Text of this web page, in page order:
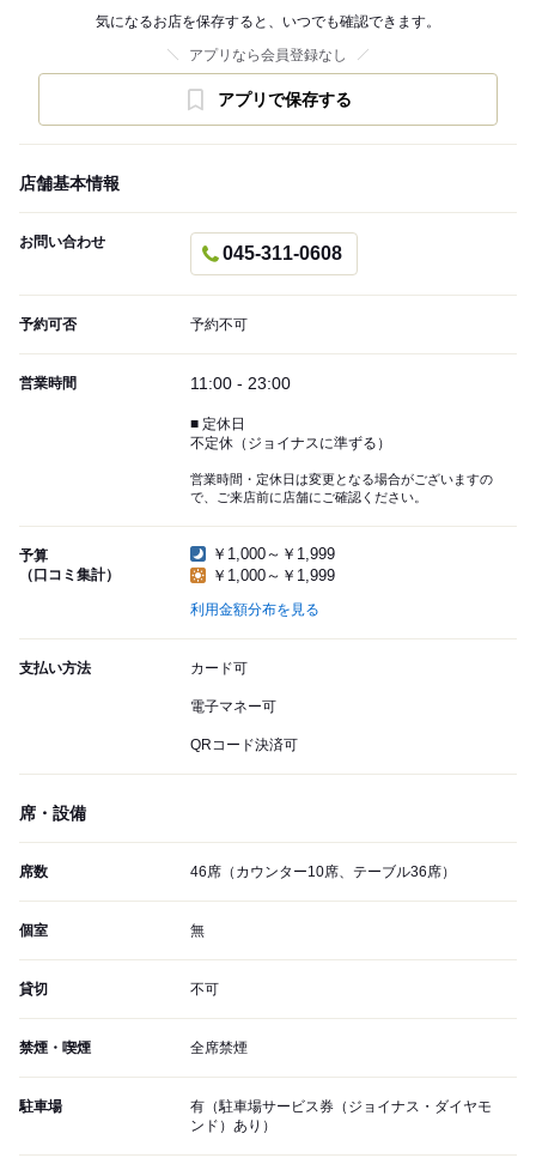
気になるお店を保存すると、いつでも確認できます。
アプリなら会員登録なし
アプリで保存する
店舗基本情報
お問い合わせ
045-311-0608
予約可否 予約不可
営業時間 11:00 - 23:00
■ 定休日
不定休（ジョイナスに準ずる）
営業時間・定休日は変更となる場合がございますの
で、ご来店前に店舗にご確認ください。
予算
（口コミ集計）
￥1,000～￥1,999
￥1,000～￥1,999
利用金額分布を見る
支払い方法 カード可
電子マネー可
QRコード決済可
席・設備
席数 46席（カウンター10席、テーブル36席）
個室 無
貸切 不可
禁煙・喫煙 全席禁煙
駐車場
有（駐車場サービス券（ジョイナス・ダイヤモ
ンド）あり）